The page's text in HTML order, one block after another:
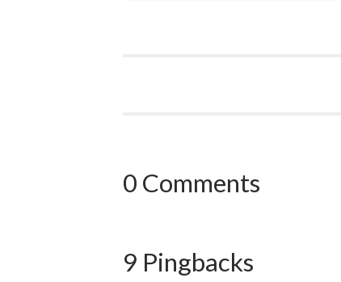
0 Comments
9 Pingbacks